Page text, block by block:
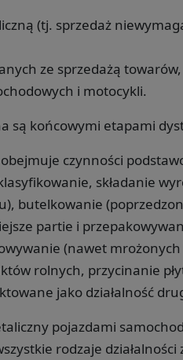
(tj. sprzedaż
ze sprzedażą towarów,
i motocykli.
są końcowymi etapami
czynności
składanie
butelkowanie
partie i
(nawet mrożonych
rolnych, przycinanie
jako działalność
pojazdami
rodzaje